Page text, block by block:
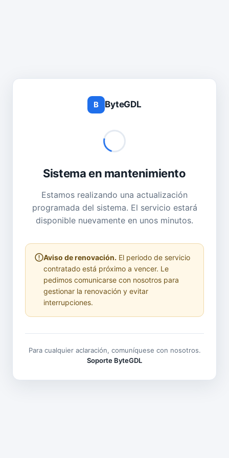
B ByteGDL
Sistema en mantenimiento
Estamos realizando una actualización
programada del sistema. El servicio estará
disponible nuevamente en unos minutos.
Aviso de renovación. El periodo de servicio
contratado está próximo a vencer. Le
pedimos comunicarse con nosotros para
gestionar la renovación y evitar
interrupciones.
Para cualquier aclaración, comuníquese con nosotros.
Soporte ByteGDL